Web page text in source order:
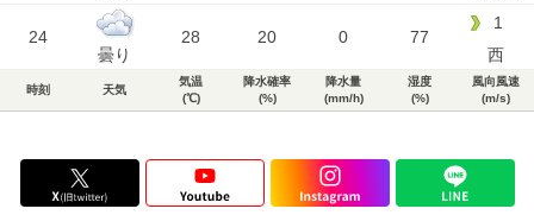
24
曇り
28 20 0 77
1
西
時刻 天気
気温
(℃)
降水確率
(%)
降水量
(mm/h)
湿度
(%)
風向風速
(m/s)